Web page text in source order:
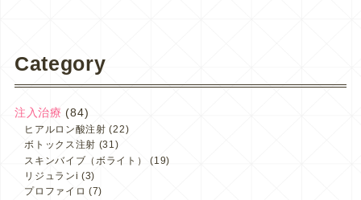
Category
注入治療 (84)
ヒアルロン酸注射 (22)
ボトックス注射 (31)
スキンバイブ（ボライト）
(19)
リジュランi (3)
プロファイロ (7)